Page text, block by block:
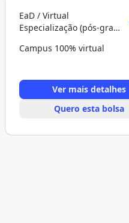
EaD / Virtual
Especialização (pós-graduação)
Campus 100% virtual
Ver mais detalhes
Quero esta bolsa